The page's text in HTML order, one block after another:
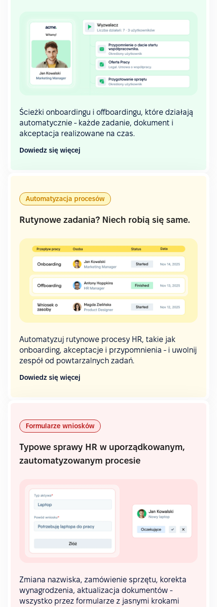
Ścieżki onboardingu i offboardingu, które działają
automatycznie - każde zadanie, dokument i
akceptacja realizowane na czas.
Dowiedz się więcej
Automatyzacja procesów
Rutynowe zadania? Niech robią się same.
Automatyzuj rutynowe procesy HR, takie jak
onboarding, akceptacje i przypomnienia - i uwolnij
zespół od powtarzalnych zadań.
Dowiedz się więcej
Formularze wniosków
Typowe sprawy HR w uporządkowanym,
zautomatyzowanym procesie
Zmiana nazwiska, zamówienie sprzętu, korekta
wynagrodzenia, aktualizacja dokumentów -
wszystko przez formularze z jasnymi krokami